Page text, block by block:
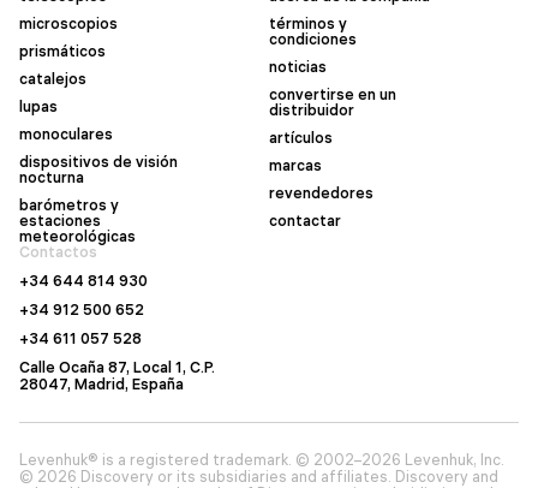
microscopios
prismáticos
catalejos
lupas
monoculares
dispositivos de visión
nocturna
barómetros y
estaciones
meteorológicas
términos y
condiciones
noticias
convertirse en un
distribuidor
artículos
marcas
revendedores
contactar
Contactos
+34 644 814 930
+34 912 500 652
+34 611 057 528
Calle Ocaña 87, Local 1, C.P.
28047, Madrid, España
Levenhuk® is a registered trademark. © 2002–2026 Levenhuk, Inc.
© 2026 Discovery or its subsidiaries and affiliates. Discovery and